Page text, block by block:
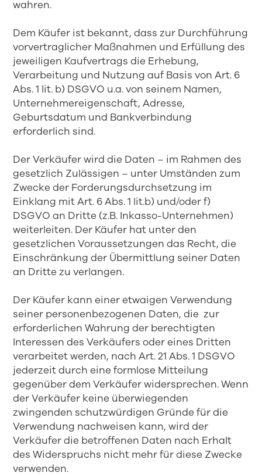
wahren.
Dem Käufer ist bekannt, dass zur Durchführung
vorvertraglicher Maßnahmen und Erfüllung des
jeweiligen Kaufvertrags die Erhebung,
Verarbeitung und Nutzung auf Basis von Art. 6
Abs. 1 lit. b) DSGVO u.a. von seinem Namen,
Unternehmereigenschaft, Adresse,
Geburtsdatum und Bankverbindung
erforderlich sind.
Der Verkäufer wird die Daten – im Rahmen des
gesetzlich Zulässigen – unter Umständen zum
Zwecke der Forderungsdurchsetzung im
Einklang mit Art. 6 Abs. 1 lit.b) und/oder f)
DSGVO an Dritte (z.B. Inkasso-Unternehmen)
weiterleiten. Der Käufer hat unter den
gesetzlichen Voraussetzungen das Recht, die
Einschränkung der Übermittlung seiner Daten
an Dritte zu verlangen.
Der Käufer kann einer etwaigen Verwendung
seiner personenbezogenen Daten, die zur
erforderlichen Wahrung der berechtigten
Interessen des Verkäufers oder eines Dritten
verarbeitet werden, nach Art. 21 Abs. 1 DSGVO
jederzeit durch eine formlose Mitteilung
gegenüber dem Verkäufer widersprechen. Wenn
der Verkäufer keine überwiegenden
zwingenden schutzwürdigen Gründe für die
Verwendung nachweisen kann, wird der
Verkäufer die betroffenen Daten nach Erhalt
des Widerspruchs nicht mehr für diese Zwecke
verwenden.